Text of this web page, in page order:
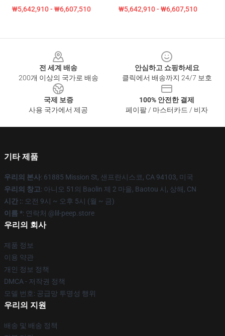
₩5,642,910 - ₩6,607,510 ₩5,642,910 - ₩6,607,510
전 세계 배송
200개 이상의 국가로 배송
안심하고 쇼핑하세요
클릭에서 배송까지 24/7 보호
국제 보증
사용 국가에서 제공
100% 안전한 결제
페이팔 / 마스터카드 / 비자
기타 제품
우리의 본사: 61885 Mission St, 샌프란시스코, CA 94103, 미국
우리의 창고: 아니오 51의 Baolin 제 2 마을, Baotou 시, 상해, CN
시간 :: 오전 9시 ~ 오후 5시 (월 ~ 금)
이름 *: 연락처 @lil-peep.store
우리의 회사
제품 정보
이용 약관
개인 정보 정책
DMCA - 저작권 정책
모델 번호: 공급망 투명성 행위
우리의 지원
배송 및 배송 정책